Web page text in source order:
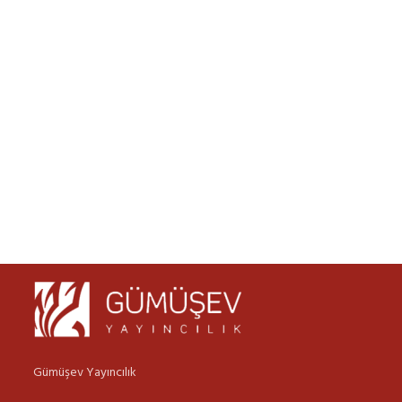
Gümüşev Yayıncılık